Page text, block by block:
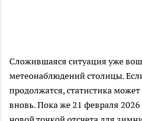
Сложившаяся ситуация уже
метеонаблюдений столицы.
продолжатся, статистика
вновь. Пока же 21 февраля 2026